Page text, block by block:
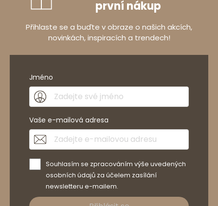
první nákup
Přihlaste se a buďte v obraze o našich akcích,
novinkách, inspiracích a trendech!
Jméno
Vaše e-mailová adresa
Souhlasím se zpracováním výše uvedených
osobních údajů za účelem zasílání
newsletteru e-mailem.